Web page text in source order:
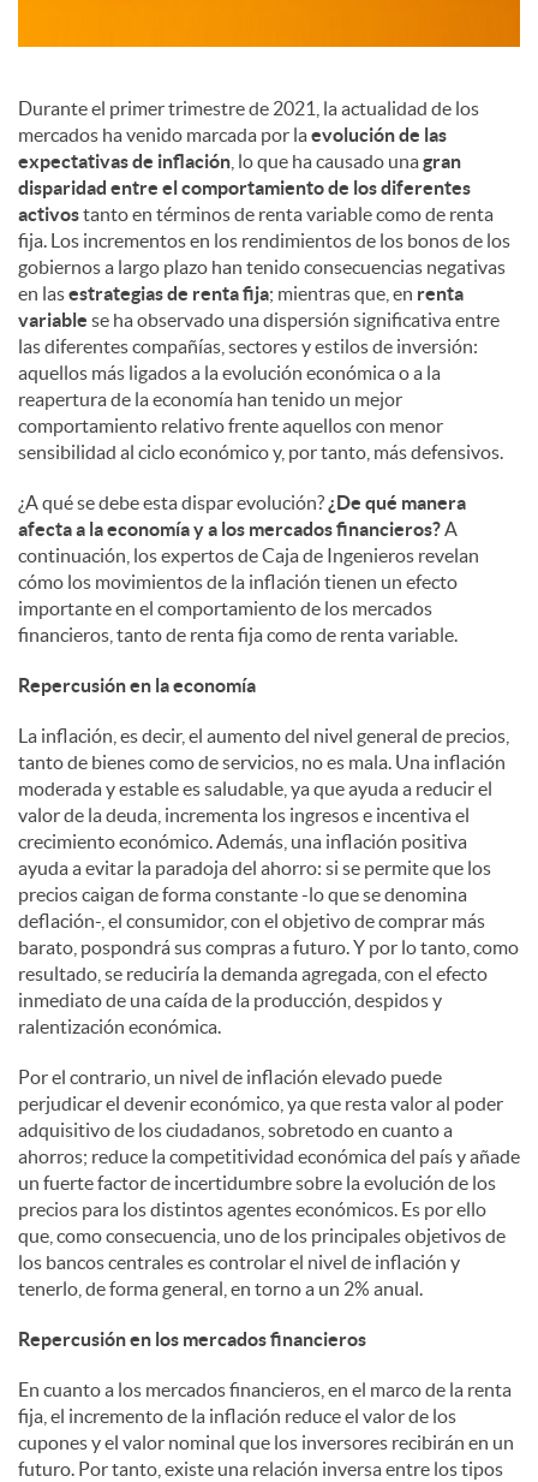
s
Durante el primer trimestre de 2021, la actualidad de los
mercados ha venido marcada por laevolución de las
expectativas de inflación , lo que ha causado unagran
disparidad entre el comportamiento de los diferentes
activostanto en términos de renta variable como de renta
fija. Los incrementos en los rendimientos de los bonos de los
gobiernos a largo plazo han tenido consecuencias negativas
en lasestrategias de renta fija; mientras que, en renta
variable se ha observado una dispersión significativa entre
las diferentes compañías, sectores y estilos de inversión:
aquellos más ligados a la evolución económica o a la
reapertura de la economía han tenido un mejor
comportamiento relativo frente aquellos con menor
sensibilidad al ciclo económico y, por tanto, más defensivos.
¿A qué se debe esta dispar evolución?¿De qué manera
afecta a la economía y a los mercados financieros?A
continuación, los expertos de Caja de Ingenieros revelan
cómo los movimientos de la inflación tienen un efecto
importante en el comportamiento de los mercados
financieros, tanto de renta fija como de renta variable.
Repercusión en la economía
La inflación, es decir, el aumento del nivel general de precios,
tanto de bienes como de servicios, no es mala. Una inflación
moderada y estable es saludable, ya que ayuda a reducir el
valor de la deuda, incrementa los ingresos e incentiva el
crecimiento económico. Además, una inflación positiva
ayuda a evitar la paradoja del ahorro: si se permite que los
precios caigan de forma constante -lo que se denomina
deflación-, el consumidor, con el objetivo de comprar más
barato, pospondrá sus compras a futuro. Y por lo tanto, como
resultado, se reduciría la demanda agregada, con el efecto
inmediato de una caída de la producción, despidos y
ralentización económica.
Por el contrario, un nivel de inflación elevado puede
perjudicar el devenir económico, ya que resta valor al poder
adquisitivo de los ciudadanos, sobretodo en cuanto a
ahorros; reduce la competitividad económica del país y añade
un fuerte factor de incertidumbre sobre la evolución de los
precios para los distintos agentes económicos. Es por ello
que, como consecuencia, uno de los principales objetivos de
los bancos centrales es controlar el nivel de inflación y
tenerlo, de forma general, en torno a un 2% anual.
Repercusión en los mercados financieros
En cuanto a los mercados financieros, en el marco de la renta
fija, el incremento de la inflación reduce el valor de los
cupones y el valor nominal que los inversores recibirán en un
futuro. Por tanto, existe una relación inversa entre los tipos